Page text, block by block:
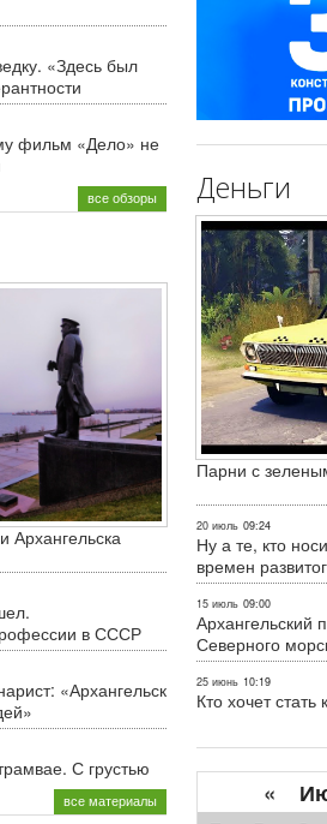
«Здесь был
фильм «Дело» не
все обзоры
Архангельска
в СССР
«Архангельск
С грустью
все материалы
Деньги
Парни с
20 июль 09:24
Ну а те, кто
времен
15 июль 09:00
Архангельский
Северного
25 июнь 10:19
Кто хочет
«